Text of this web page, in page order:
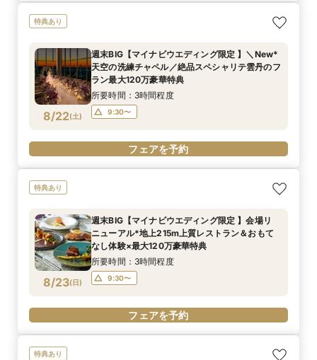
特典あり
8/22(土)
週末BIG【マイナビウエディング限定 】＼New*
天空の洗練チャペル／絶品スペシャリテ雲丹のフ
ラン最大120万豪華特典
所要時間：3時間程度
9:30〜
フェアを予約
特典あり
8/23(日)
週末BIG【マイナビウエディング限定 】会場リ
ニューアル*地上215m上質レストラン＆おもて
なし体験×最大120万豪華特典
所要時間：3時間程度
9:30〜
フェアを予約
特典あり